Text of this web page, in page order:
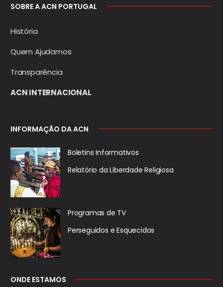
SOBRE A ACN PORTUGAL
História
Quem Ajudamos
Transparência
ACN INTERNACIONAL
INFORMAÇÃO DA ACN
Boletins Informativos
Relatório da Liberdade Religiosa
Programas de TV
Perseguidos e Esquecidos
ONDE ESTAMOS